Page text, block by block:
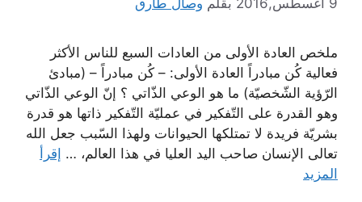
ملخص العادة الأولى من العادات السبع للناس الأكثر
فعالية كُن مبادراً العادة الأولى: – كُن مبادراً – (مبادئ
الرّؤية الشّخصيّة) ما هو الوعي الذّاتي ؟ إنّ الوعي الذّاتي
وهو القدرة على التّفكير في عمليّة التّفكير ذاتها هو قدرة
بشريّة فريدة لا تمتلكها الحيوانات ولهذا السّبب جعل الله
تعالى الإنسان صاحب اليد العليا في هذا العالم، … إقرأ
المزيد